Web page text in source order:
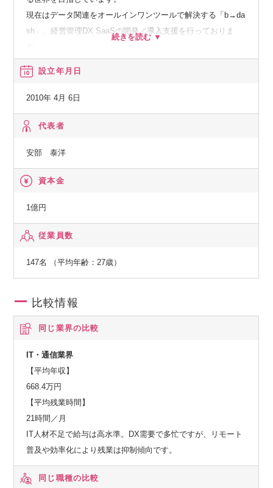
現在はデータ関連をオールインワンツールで解決する「b→da
sh」、経営管理DX SaaSの開発／導入支援を行っておりま
b→dash：業界を牽引する大手企業や急成長ベンチャーなど、
幅広い業種業界で600社以上にご利用いただいております。
ズに合わせて最適な機能をご提供します。
誰でも簡単にデータを扱うことを可能にする唯一無二のプロ
ダクトです。
第二プロダクト：2023年11月から有料化が始まった経営管理
経営陣の見たい、売上、販管費や現場のKGI、KPIなどの経営
ドサービスです。
設立年月日
2010年 4月 6日
代表者
安部 泰洋
資本金
1億円
従業員数
147名 （平均年齢：27歳）
比較情報
同じ業界の比較
IT・通信業界
【平均年収】
668.4万円
【平均残業時間】
21時間／月
IT人材不足で給与は高水準。DX需要で多忙ですが、リモート
普及や効率化により残業は抑制傾向です。
同じ職種の比較